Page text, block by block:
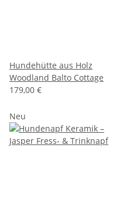
Hundehütte aus Holz
Woodland Balto Cottage
179,00 €
Neu